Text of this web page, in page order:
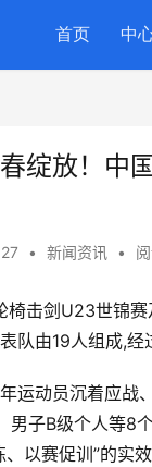
首页 中
绽放！中
• 新闻资讯 •
椅击剑U23世锦
队由19人组成,经
运动员沉着应战
男子B级个人等8
以赛促训”的实效